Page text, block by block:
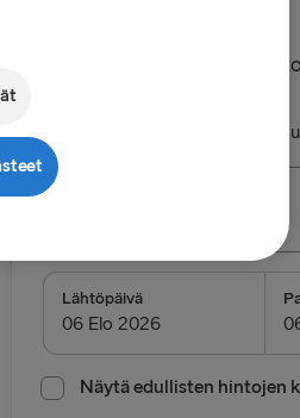
, yksi suunta, yksi
Frederikshavn → Gothenburg
Lähtöpäivä
Näytä edullisten hintojen